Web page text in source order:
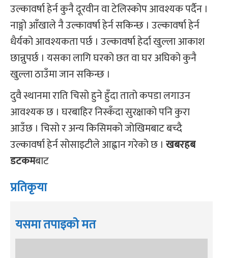
उल्कावर्षा हेर्न कुनै दूरवीन वा टेलिस्कोप आवश्यक पर्दैन ।
नाङ्गो आँखाले नै उल्कावर्षा हेर्न सकिन्छ । उल्कावर्षा हेर्न
धैर्यको आवश्यकता पर्छ । उल्कावर्षा हेर्दा खुल्ला आकाश
छान्नुपर्छ । यसका लागि घरको छत वा घर अघिको कुनै
खुल्ला ठाउँमा जान सकिन्छ ।
दुवै स्थानमा राति चिसो हुने हुँदा तातो कपडा लगाउन
आवश्यक छ । घरबाहिर निस्कँदा सुरक्षाको पनि कुरा
आउँछ । चिसो र अन्य किसिमको जोखिमबाट बच्दै
उल्कावर्षा हेर्न सोसाइटीले आह्वान गरेको छ । खबरहब
डटकमबाट
प्रतिकृया
यसमा तपाइको मत